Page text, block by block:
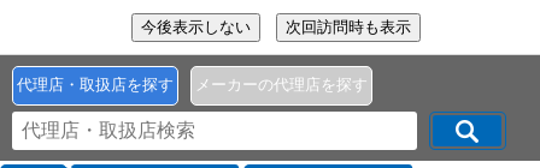
代理店・取扱店を探す メーカーの代理店を探す